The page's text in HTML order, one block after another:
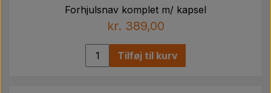
Forhjulsnav komplet m/ kapsel
kr. 389,00
Tilføj til kurv